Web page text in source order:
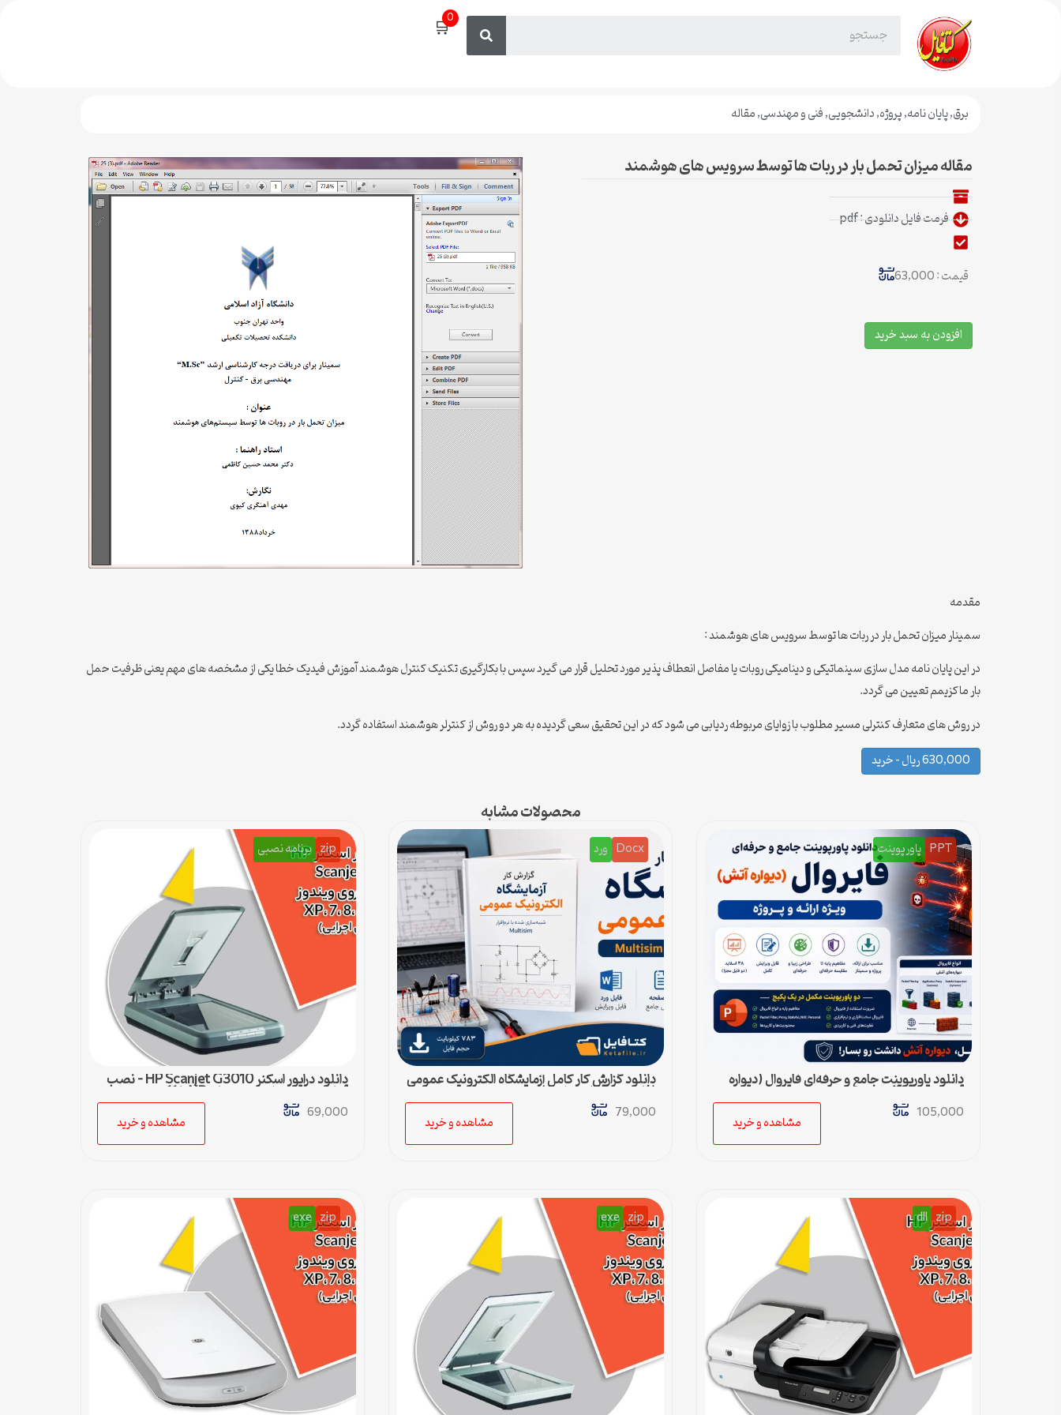
🛒0
برق,پایان نامه,پروژه,دانشجویی,فنی و مهندسی,مقاله
مقاله میزان تحمل بار در ربات ها توسط سرویس های هوشمند
فرمت فایل دانلودی : pdf
قیمت : 63,000
افزودن به سبد خرید
مقدمه
سمینار میزان تحمل بار در ربات ها توسط سرویس های هوشمند :
در این پایان نامه مدل سازی سینماتیکی و دینامیکی روبات یا مفاصل انعطاف پذیر مورد تحلیل قرار می گیرد سپس با بکارگیری تکنیک کنترل هوشمند آموزش فیدیک خطا یکی از مشخصه های مهم یعنی ظرفیت حمل
بار ماکزیمم تعیین می گردد.
در روش های متعارف کنترلی مسیر مطلوب با زوایای مربوطه ردیابی می شود که در این تحقیق سعی گردیده به هر دو روش از کنترلر هوشمند استفاده گردد.
630,000 ریال – خرید
محصولات مشابه
PPT پاورپوینت
دانلود پاورپوینت جامع و حرفه‌ای فایروال (دیواره
آتش) – ویژه ارائه و پروژه
105,000
مشاهده و خرید
Docx ورد
دانلود گزارش کار کامل آزمایشگاه الکترونیک عمومی
(فایل ورد قابل ویرایش)
79,000
مشاهده و خرید
zip برنامه نصبی
دانلود درایور اسکنر HP Scanjet G3010 – نصب
آسان و سریع برای ویندوزهای XP تا 11
69,000
مشاهده و خرید
zip
dll
zip
exe
zip
exe